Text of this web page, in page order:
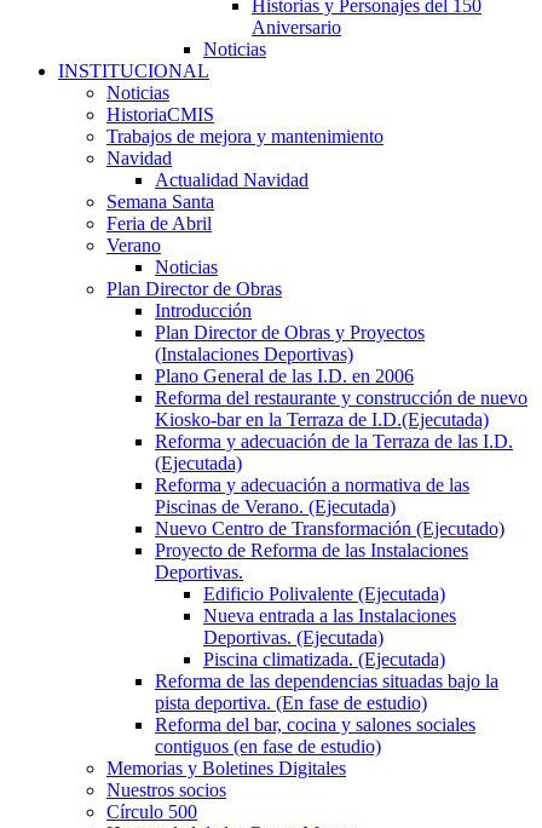
Historias y Personajes del 150
Aniversario
Noticias
INSTITUCIONAL
Noticias
HistoriaCMIS
Trabajos de mejora y mantenimiento
Navidad
Actualidad Navidad
Semana Santa
Feria de Abril
Verano
Noticias
Plan Director de Obras
Introducción
Plan Director de Obras y Proyectos
(Instalaciones Deportivas)
Plano General de las I.D. en 2006
Reforma del restaurante y construcción de nuevo
Kiosko-bar en la Terraza de I.D.(Ejecutada)
Reforma y adecuación de la Terraza de las I.D.
(Ejecutada)
Reforma y adecuación a normativa de las
Piscinas de Verano. (Ejecutada)
Nuevo Centro de Transformación (Ejecutado)
Proyecto de Reforma de las Instalaciones
Deportivas.
Edificio Polivalente (Ejecutada)
Nueva entrada a las Instalaciones
Deportivas. (Ejecutada)
Piscina climatizada. (Ejecutada)
Reforma de las dependencias situadas bajo la
pista deportiva. (En fase de estudio)
Reforma del bar, cocina y salones sociales
contiguos (en fase de estudio)
Memorias y Boletines Digitales
Nuestros socios
Círculo 500